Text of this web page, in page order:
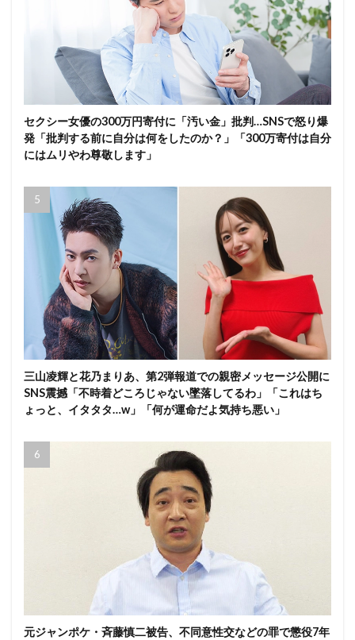
セクシー女優の300万円寄付に「汚い金」批判…SNSで怒り爆
発「批判する前に自分は何をしたのか？」「300万寄付は自分
にはムリやわ尊敬します」
三山凌輝と花乃まりあ、第2弾報道での親密メッセージ公開に
SNS震撼「不時着どころじゃない墜落してるわ」「これはち
ょっと、イタタタ…w」「何が運命だよ気持ち悪い」
元ジャンポケ・斉藤慎二被告、不同意性交などの罪で懲役7年